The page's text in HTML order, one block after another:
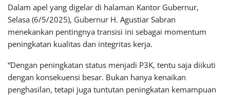
Dalam apel yang digelar di halaman Kantor Gubernur,
Selasa (6/5/2025), Gubernur H. Agustiar Sabran
menekankan pentingnya transisi ini sebagai momentum
peningkatan kualitas dan integritas kerja.
“Dengan peningkatan status menjadi P3K, tentu saja diikuti
dengan konsekuensi besar. Bukan hanya kenaikan
penghasilan, tetapi juga tuntutan peningkatan kemampuan